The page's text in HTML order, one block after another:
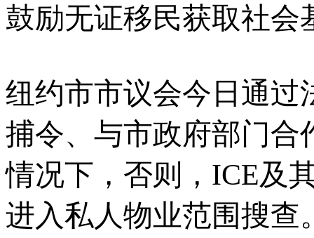
鼓励无证移民获取社会
纽约市市议会今日通过
捕令、与市政府部门合
情况下，否则，ICE及
进入私人物业范围搜查